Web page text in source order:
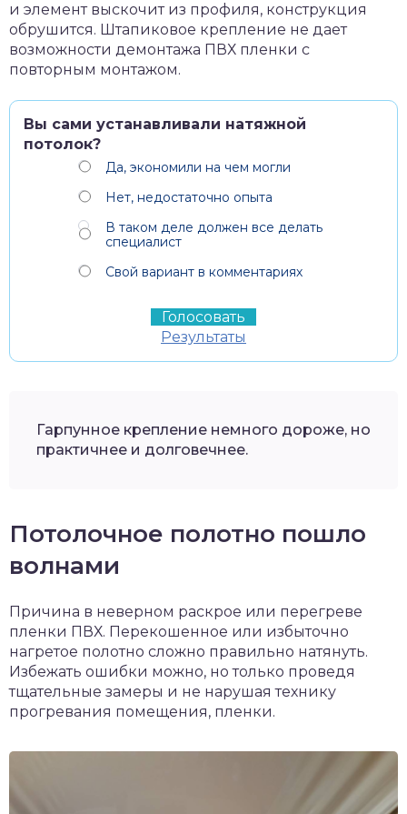
и элемент выскочит из профиля, конструкция
обрушится. Штапиковое крепление не дает
возможности демонтажа ПВХ пленки с
повторным монтажом.
Вы сами устанавливали натяжной
потолок?
Да, экономили на чем могли
Нет, недостаточно опыта
В таком деле должен все делать
специалист
Свой вариант в комментариях
Результаты
Гарпунное крепление немного дороже, но
практичнее и долговечнее.
Потолочное полотно пошло
волнами
Причина в неверном раскрое или перегреве
пленки ПВХ. Перекошенное или избыточно
нагретое полотно сложно правильно натянуть.
Избежать ошибки можно, но только проведя
тщательные замеры и не нарушая технику
прогревания помещения, пленки.